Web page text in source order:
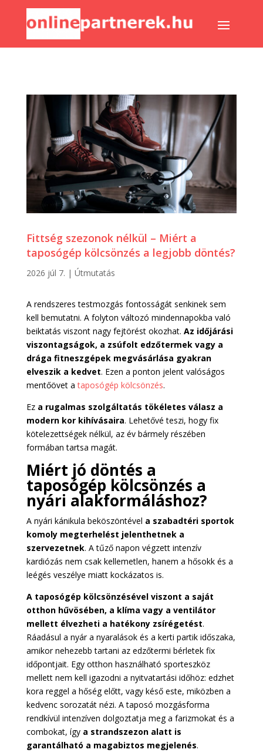
Fittség szezonok nélkül – Miért a
taposógép kölcsönzés a legjobb döntés?
2026 júl 7. | Útmutatás
A rendszeres testmozgás fontosságát senkinek sem
kell bemutatni. A folyton változó mindennapokba való
beiktatás viszont nagy fejtörést okozhat. Az időjárási
viszontagságok, a zsúfolt edzőtermek vagy a
drága fitneszgépek megvásárlása gyakran
elveszik a kedvet. Ezen a ponton jelent valóságos
mentőövet ataposógép kölcsönzés.
Ez a rugalmas szolgáltatás tökéletes válasz a
modern kor kihívásaira. Lehetővé teszi, hogy fix
kötelezettségek nélkül, az év bármely részében
formában tartsa magát.
Miért jó döntés a
taposógép kölcsönzés a
nyári alakformáláshoz?
A nyári kánikula beköszöntével a szabadtéri sportok
komoly megterhelést jelenthetnek a
szervezetnek. A tűző napon végzett intenzív
kardiózás nem csak kellemetlen, hanem a hősokk és a
leégés veszélye miatt kockázatos is.
A taposógép kölcsönzésével viszont a saját
otthon hűvösében, a klíma vagy a ventilátor
mellett élvezheti a hatékony zsírégetést.
Ráadásul a nyár a nyaralások és a kerti partik időszaka,
amikor nehezebb tartani az edzőtermi bérletek fix
időpontjait. Egy otthon használható sporteszköz
mellett nem kell igazodni a nyitvatartási időhöz: edzhet
kora reggel a hőség előtt, vagy késő este, miközben a
kedvenc sorozatát nézi. A taposó mozgásforma
rendkívül intenzíven dolgoztatja meg a farizmokat és a
combokat, így a strandszezon alatt is
garantálható a magabiztos megjelenés.